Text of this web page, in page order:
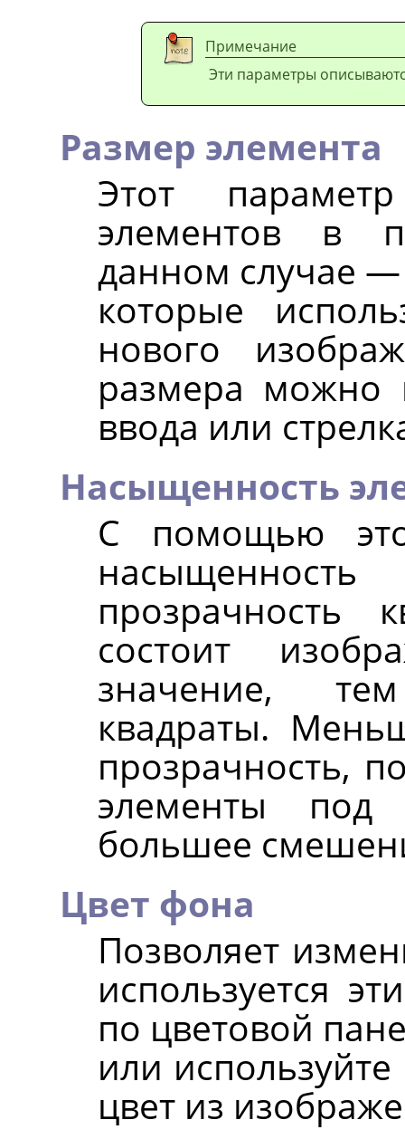
Примечание
Эти параметры
Размер элемента
Этот
элементов в
данном случае
которые
нового
размера можно
ввода или
Насыщенность
С помощью
прозрачность
состоит
значение,
квадраты.
прозрачность,
элементы под
большее
Цвет фона
Позволяет
используется
по цветовой
или
цвет из